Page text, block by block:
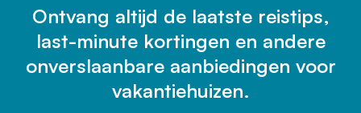
Ontvang altijd de laatste reistips,
last-minute kortingen en andere
onverslaanbare aanbiedingen voor
vakantiehuizen.